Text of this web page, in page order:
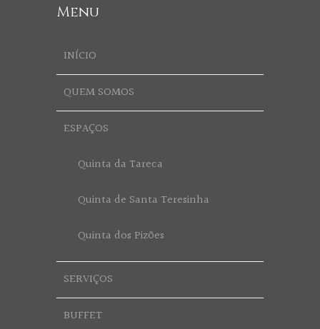
Menu
INÍCIO
QUEM SOMOS
ESPAÇOS
Quinta da Tareca
Quinta de Santa Teresinha
Quinta dos Pizões
SERVIÇOS
BUFFET